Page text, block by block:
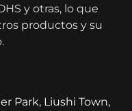
y otras, lo que
productos y su
Park, Liushi Town,